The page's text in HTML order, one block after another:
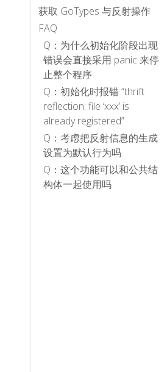
获取 GoTypes 与反射操作
FAQ
Q：为什么初始化阶段出现
错误会直接采用 panic 来停
止整个程序
Q：初始化时报错 “thrift
reflection: file ‘xxx’ is
already registered”
Q：考虑把反射信息的生成
设置为默认行为吗
Q：这个功能可以和公共结
构体一起使用吗